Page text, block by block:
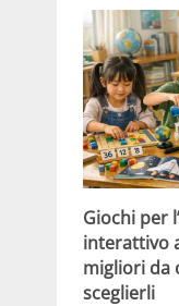
Giochi per
interattivo
migliori da
sceglierli